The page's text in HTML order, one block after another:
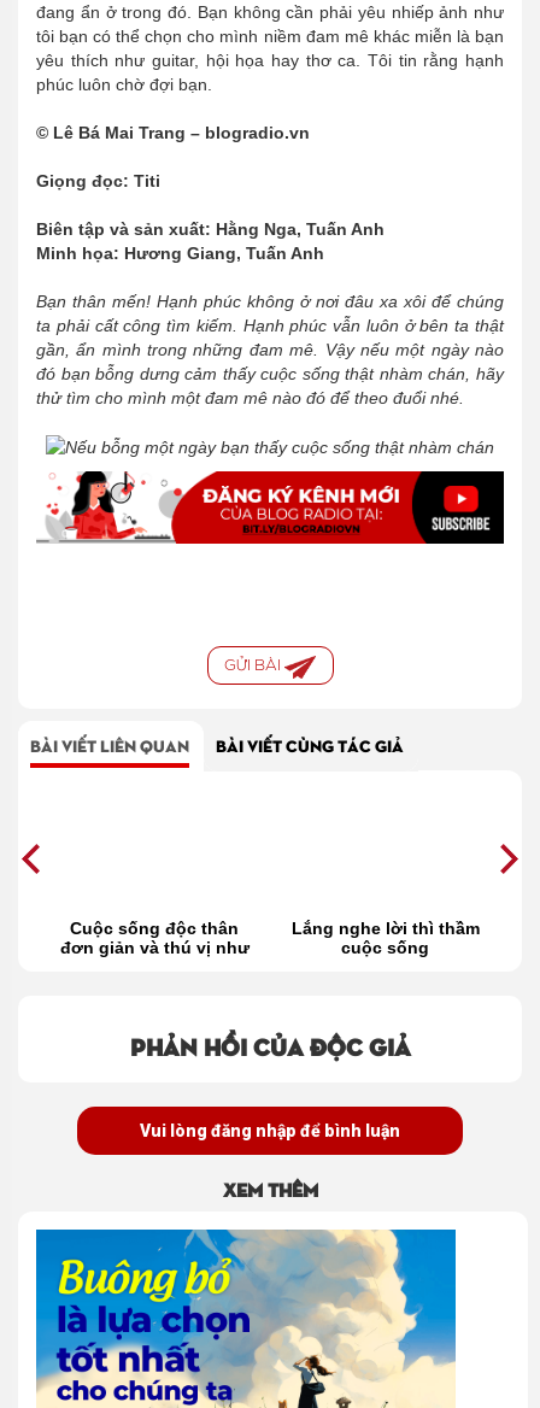
đang ẩn ở trong đó. Bạn không cần phải yêu nhiếp ảnh như
tôi bạn có thể chọn cho mình niềm đam mê khác miễn là bạn
yêu thích như guitar, hội họa hay thơ ca. Tôi tin rằng hạnh
phúc luôn chờ đợi bạn.
© Lê Bá Mai Trang – blogradio.vn
Giọng đọc: Titi
Biên tập và sản xuất: Hằng Nga, Tuấn Anh
Minh họa: Hương Giang, Tuấn Anh
Bạn thân mến! Hạnh phúc không ở nơi đâu xa xôi để chúng
ta phải cất công tìm kiếm. Hạnh phúc vẫn luôn ở bên ta thật
gần, ẩn mình trong những đam mê. Vậy nếu một ngày nào
đó bạn bỗng dưng cảm thấy cuộc sống thật nhàm chán, hãy
thử tìm cho mình một đam mê nào đó để theo đuổi nhé.
GỬI BÀI
BÀI VIẾT LIÊN QUAN BÀI VIẾT CÙNG TÁC GIẢ
Cuộc sống độc thân
đơn giản và thú vị như
Lắng nghe lời thì thầm
cuộc sống
Phản hồi của độc giả
Vui lòng đăng nhập để bình luận
Xem thêm